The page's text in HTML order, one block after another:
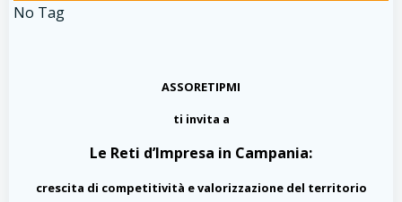
No Tag
ASSORETIPMI
ti invita a
Le Reti d’Impresa in Campania:
crescita di competitività e valorizzazione del territorio